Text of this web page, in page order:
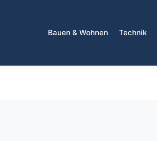
Bauen & Wohnen Technik